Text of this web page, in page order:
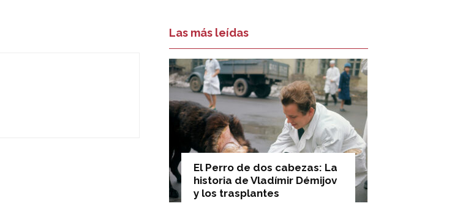
Las más leídas
El Perro de dos cabezas: La
historia de Vladímir Démijov
y los trasplantes